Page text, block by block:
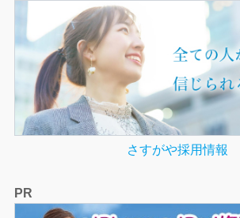
さすがや採用情報
PR